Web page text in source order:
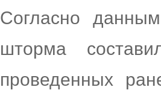
Согласно
шторма
проведенных